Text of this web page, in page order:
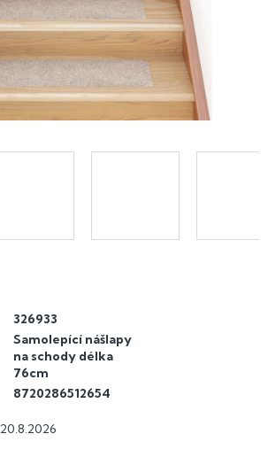
20.8.2026
326933
Samolepící nášlapy
na schody délka
76cm
8720286512654